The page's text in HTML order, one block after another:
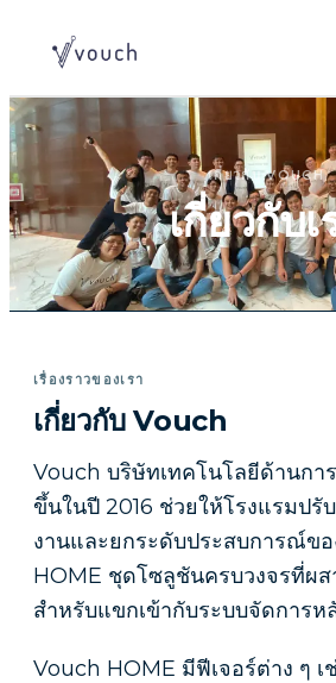
เกี่ยวกับ VOUCH
เกี่ยวกับเ
เรื่องราวของเรา
เกี่ยวกับ Vouch
Vouch บริษัทเทคโนโลยีด้านกา
ขึ้นในปี 2016 ช่วยให้โรงแรมปรั
งานและยกระดับประสบการณ์ข
HOME ชุดโซลูชันครบวงจรที่ผ
สำหรับแขกเข้ากับระบบจัดการห
Vouch HOME มีฟีเจอร์ต่าง ๆ